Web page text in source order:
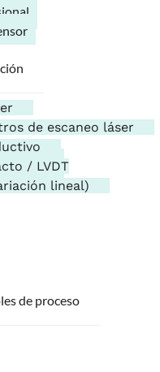
de escaneo láser
/ LVDT
lineal)
de proceso